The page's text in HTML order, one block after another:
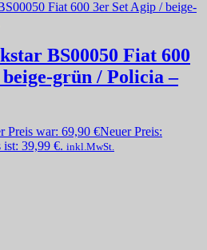
BS00050 Fiat 600
grün / Policia –
Preis war: 69,90 €Neuer Preis:
39,99 €. inkl.MwSt.